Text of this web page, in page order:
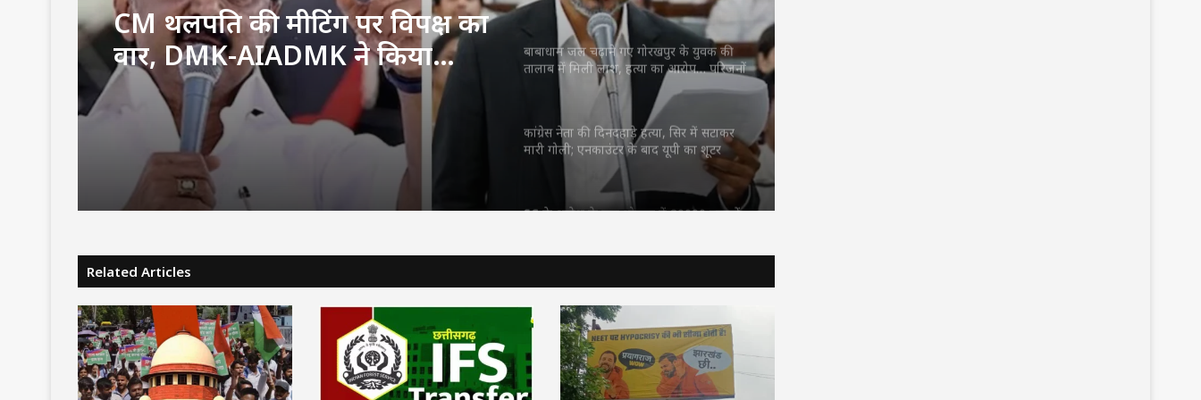
CM थलपति की मीटिंग पर विपक्ष का
वार, DMK-AIADMK ने किया
बहिष्कार
बाबाधाम जल चढ़ाने गए गोरखपुर के युवक की
तालाब में मिली लाश, हत्या का आरोप… परिजनों
ने जाम की सड़क
कांग्रेस नेता की दिनदहाड़े हत्या, सिर में सटाकर
मारी गोली; एनकाउंटर के बाद यूपी का शूटर
SC के आदेश के बाद भोपाल में 80000 दुकानों
आरक्षण विधेयक पर रिजिजू-राहुल में X पर वॉर
CM थलपति की मीटिंग पर विपक्ष का वार,
DMK-AIADMK ने किया बहिष्कार
Related Articles